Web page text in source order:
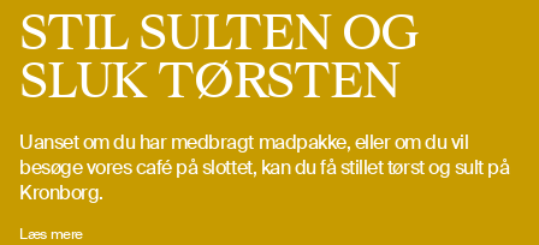
STIL SULTEN OG
SLUK TØRSTEN
Uanset om du har medbragt madpakke, eller om du vil
besøge vores café på slottet, kan du få stillet tørst og sult på
Kronborg.
Læs mere